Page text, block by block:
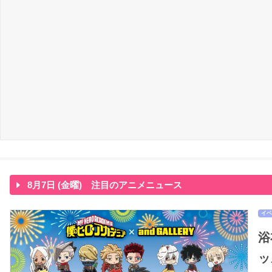
8月7日 (金曜) 注目のアニメニュース
イ